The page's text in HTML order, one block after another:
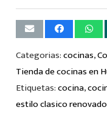
Categorias:cocinas,
Tienda de cocinas en
Etiquetas:cocina,
estilo clasico renovado